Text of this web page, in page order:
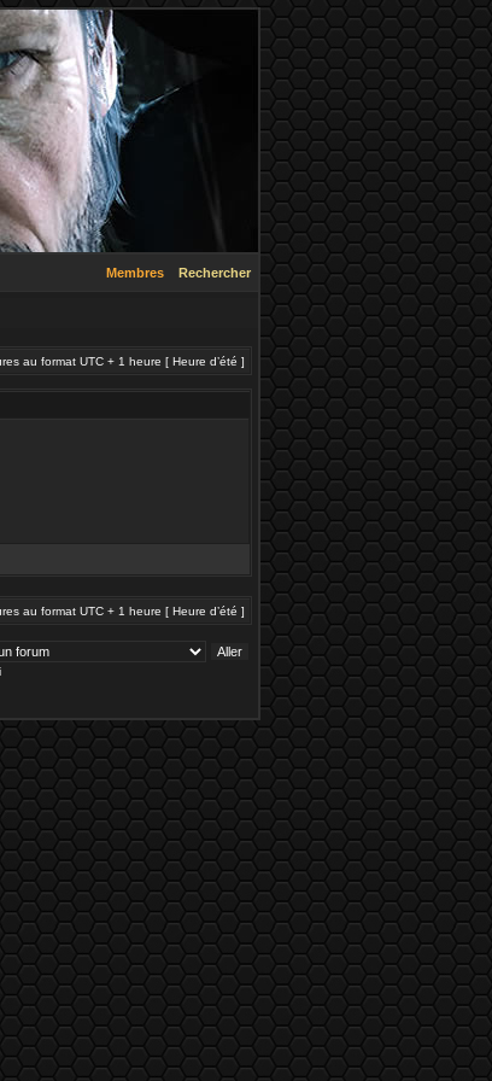
Rechercher
Membres
au format UTC + 1 heure [ Heure d’été ]
au format UTC + 1 heure [ Heure d’été ]